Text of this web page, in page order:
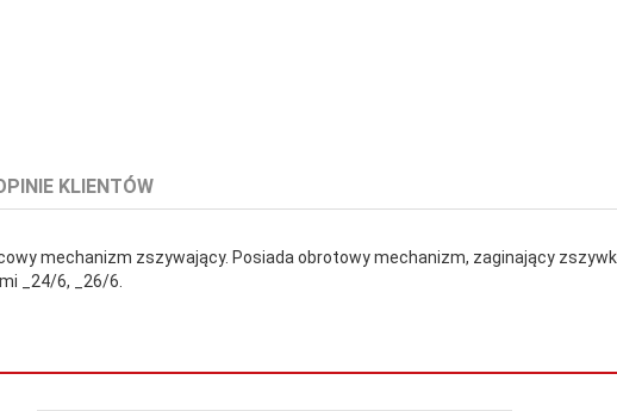
KLIENTÓW
mechanizm zszywający. Posiada obrotowy mechanizm, zaginający
_24/6, _26/6.